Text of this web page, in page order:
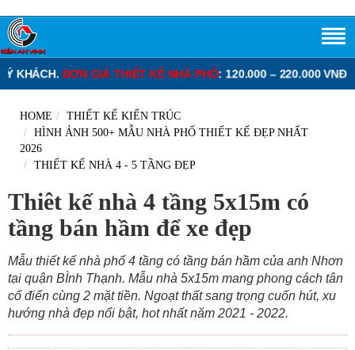
GIÁ THIẾT KẾ NHÀ PHỐ: 120.000 – 220.000 VNĐ/M2.ĐƠN GIÁ
HOME
THIẾT KẾ KIẾN TRÚC
HÌNH ẢNH 500+ MẪU NHÀ PHỐ THIẾT KẾ ĐẸP NHẤT
2026
THIẾT KẾ NHÀ 4 - 5 TẦNG ĐẸP
Thiêt kế nhà 4 tầng 5x15m có
tầng bán hầm để xe đẹp
Mẫu thiết kế nhà phố 4 tầng có tầng bán hầm của anh Nhơn
tại quận BÌnh Thạnh. Mẫu nhà 5x15m mang phong cách tân
cổ điển cùng 2 mặt tiền. Ngoạt thất sang trọng cuốn hút, xu
hướng nhà đẹp nổi bật, hot nhất năm 2021 - 2022.